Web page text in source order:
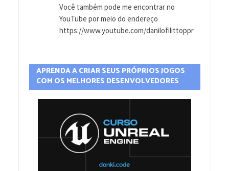
Você também pode me encontrar no
YouTube por meio do endereço
https://www.youtube.com/danilofilittoppr
APRENDA A CRIAR SEUS PRÓPRIOS JOGOS
COM OS MELHORES DESENVOLVEDORES